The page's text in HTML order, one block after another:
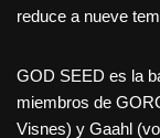
reduce a nueve
GOD SEED es la
miembros de
Visnes) y Gaahl